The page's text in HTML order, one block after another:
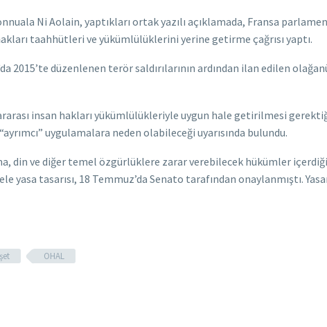
Ni Aolain, yaptıkları ortak yazılı açıklamada, Fransa
taahhütleri ve yükümlülüklerini yerine getirme çağrısı yaptı.
2015’te düzenlenen terör saldırılarının ardından ilan edilen
insan hakları yükümlülükleriyle uygun hale getirilmesi
uygulamalara neden olabileceği uyarısında bulundu.
din ve diğer temel özgürlüklere zarar verebilecek hükümler
tasarısı, 18 Temmuz’da Senato tarafından onaylanmıştı.
OHAL